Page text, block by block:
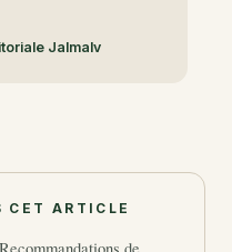
Jalmalv
CET ARTICLE